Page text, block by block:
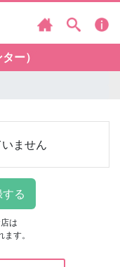
ー）
ません
は
ます。